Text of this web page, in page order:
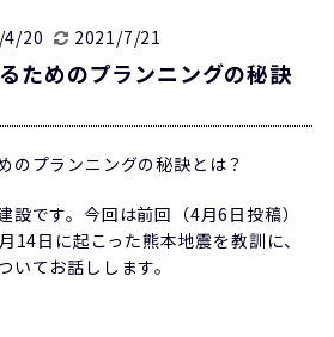
4/20 2021/7/21
ためのプランニングの秘訣
のプランニングの秘訣とは？
設です。今回は前回（4月6日投稿）
14日に起こった熊本地震を教訓に、
てお話しします。